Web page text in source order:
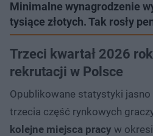
Minimalne wynagrodzenie
tysiące złotych. Tak rosły
Trzeci kwartał 2026
rekrutacji w Polsce
Opublikowane statystyki jasno
trzecia część rynkowych
kolejne miejsca pracy w